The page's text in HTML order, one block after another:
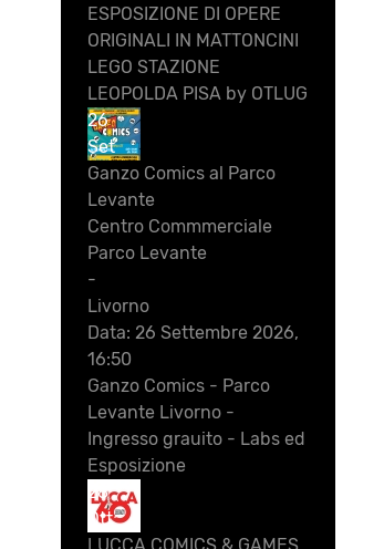
ESPOSIZIONE DI OPERE
ORIGINALI IN MATTONCINI
LEGO STAZIONE
LEOPOLDA PISA by OTLUG
26
Set
Ganzo Comics al Parco
Levante
Centro Commmerciale
Parco Levante
-
Livorno
Data: 26 Settembre 2026,
16:50
Ganzo Comics - Parco
Levante Livorno -
Ingresso grauito - Labs ed
Esposizione
28
Ott